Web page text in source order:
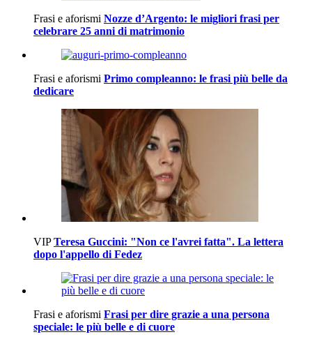
Frasi e aforismi Nozze d’Argento: le migliori frasi per
celebrare 25 anni di matrimonio
Frasi e aforismi Primo compleanno: le frasi più belle da
dedicare
VIP Teresa Guccini: "Non ce l'avrei fatta". La lettera
dopo l'appello di Fedez
Frasi e aforismi Frasi per dire grazie a una persona
speciale: le più belle e di cuore